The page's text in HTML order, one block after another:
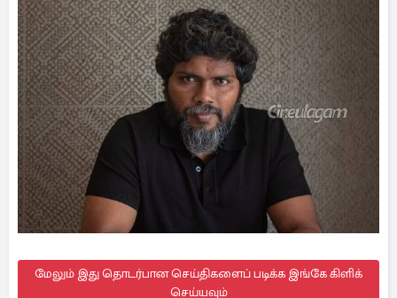
மேலும் இது தொடர்பான செய்திகளைப் படிக்க இங்கே கிளிக்
செய்யவும்